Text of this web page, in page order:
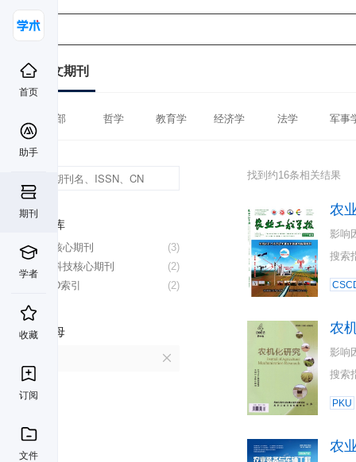
首页
助手
期刊
学者
收藏
订阅
文件
中文期刊
全部 哲学 教育学 经济学 法学 军事
数据库
(3)
北大核心期刊
(2)
中国科技核心期刊
(2)
CSCD索引
首字母
找到约16条相关结果
农
影响
搜索
农
影响
搜索
PKU
农